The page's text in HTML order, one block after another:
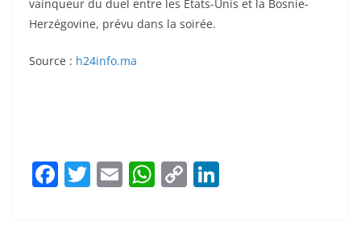
vainqueur du duel entre les États-Unis et la Bosnie-
Herzégovine, prévu dans la soirée.
Source : h24info.ma
F T E W C